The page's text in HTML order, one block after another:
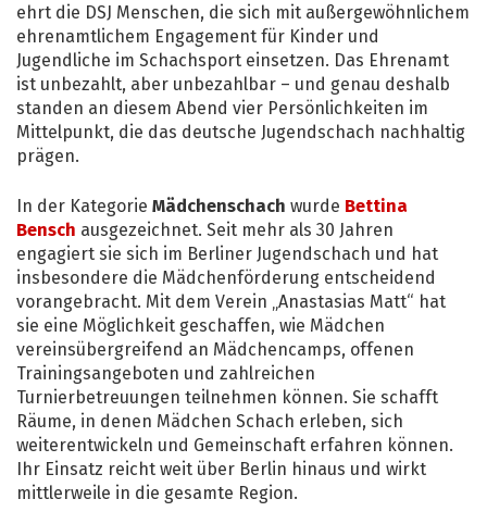
ehrt die DSJ Menschen, die sich mit außergewöhnlichem
ehrenamtlichem Engagement für Kinder und
Jugendliche im Schachsport einsetzen. Das Ehrenamt
ist unbezahlt, aber unbezahlbar – und genau deshalb
standen an diesem Abend vier Persönlichkeiten im
Mittelpunkt, die das deutsche Jugendschach nachhaltig
prägen.
In der Kategorie Mädchenschach wurde Bettina
Bensch ausgezeichnet. Seit mehr als 30 Jahren
engagiert sie sich im Berliner Jugendschach und hat
insbesondere die Mädchenförderung entscheidend
vorangebracht. Mit dem Verein „Anastasias Matt“ hat
sie eine Möglichkeit geschaffen, wie Mädchen
vereinsübergreifend an Mädchencamps, offenen
Trainingsangeboten und zahlreichen
Turnierbetreuungen teilnehmen können. Sie schafft
Räume, in denen Mädchen Schach erleben, sich
weiterentwickeln und Gemeinschaft erfahren können.
Ihr Einsatz reicht weit über Berlin hinaus und wirkt
mittlerweile in die gesamte Region.